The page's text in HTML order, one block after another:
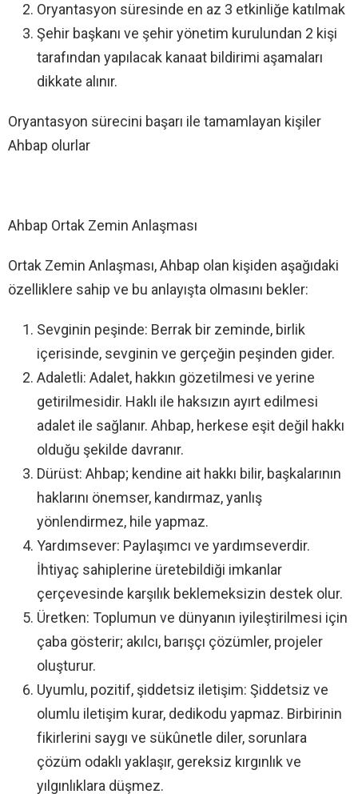
Oryantasyon süresinde en az 3 etkinliğe katılmak
Şehir başkanı ve şehir yönetim kurulundan 2 kişi
tarafından yapılacak kanaat bildirimi aşamaları
dikkate alınır.
Oryantasyon sürecini başarı ile tamamlayan kişiler
Ahbap olurlar
Ahbap Ortak Zemin Anlaşması
Ortak Zemin Anlaşması, Ahbap olan kişiden aşağıdaki
özelliklere sahip ve bu anlayışta olmasını bekler:
Sevginin peşinde: Berrak bir zeminde, birlik
içerisinde, sevginin ve gerçeğin peşinden gider.
Adaletli: Adalet, hakkın gözetilmesi ve yerine
getirilmesidir. Haklı ile haksızın ayırt edilmesi
adalet ile sağlanır. Ahbap, herkese eşit değil hakkı
olduğu şekilde davranır.
Dürüst: Ahbap; kendine ait hakkı bilir, başkalarının
haklarını önemser, kandırmaz, yanlış
yönlendirmez, hile yapmaz.
Yardımsever: Paylaşımcı ve yardımseverdir.
İhtiyaç sahiplerine üretebildiği imkanlar
çerçevesinde karşılık beklemeksizin destek olur.
Üretken: Toplumun ve dünyanın iyileştirilmesi için
çaba gösterir; akılcı, barışçı çözümler, projeler
oluşturur.
Uyumlu, pozitif, şiddetsiz iletişim: Şiddetsiz ve
olumlu iletişim kurar, dedikodu yapmaz. Birbirinin
fikirlerini saygı ve sükûnetle diler, sorunlara
çözüm odaklı yaklaşır, gereksiz kırgınlık ve
yılgınlıklara düşmez.